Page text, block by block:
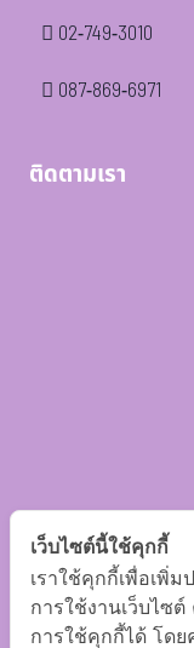
02-749-3010
087-869-6971
ติดตามเรา
เว็บไซต์นี้ใช้คุกกี้
เราใช้คุกกี้เพื่อเพิ่
การใช้งานเว็บไซ
การใช้คุกกี้ได้ โด